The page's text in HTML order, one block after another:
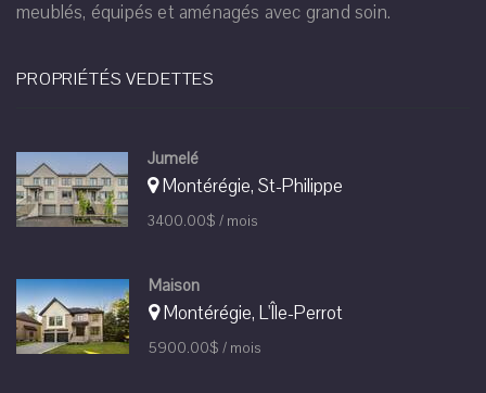
meublés, équipés et aménagés avec grand soin.
PROPRIÉTÉS VEDETTES
Jumelé
Montérégie, St-Philippe
3400.00$ / mois
Maison
Montérégie, L'Île-Perrot
5900.00$ / mois